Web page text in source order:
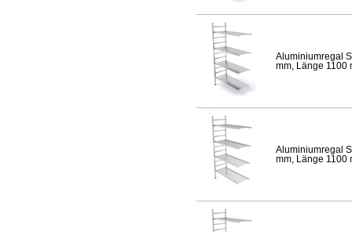
Aluminiumregal
mm, Länge 1100
Aluminiumregal
mm, Länge 1100